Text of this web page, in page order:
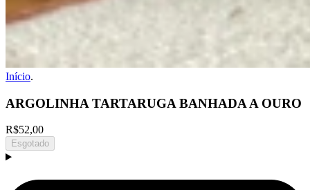
Início.
ARGOLINHA TARTARUGA BANHADA A OURO
R$52,00
Esgotado